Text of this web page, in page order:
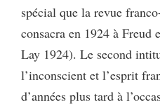
spécial que la revue
consacra en 1924 à Freud
Lay 1924). Le second
l’inconscient et l’esprit
d’années plus tard à